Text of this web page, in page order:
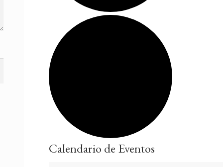
Calendario de Eventos